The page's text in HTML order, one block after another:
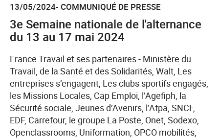
Hauts-
de-
France
Actual
Group.
Un
rapprochement
au
service
des
13/05/2024- COMMUNIQUÉ DE PRESSE
3e Semaine nationale de l'alternance
du 13 au 17 mai 2024
France Travail et ses partenaires - Ministère du
Travail, de la Santé et des Solidarités, Walt, Les
entreprises s’engagent, Les clubs sportifs engagés,
les Missions Locales, Cap Emploi, l’Agefiph, la
Sécurité sociale, Jeunes d’Avenirs, l’Afpa, SNCF,
EDF, Carrefour, le groupe La Poste, Onet, Sodexo,
Openclassrooms, Uniformation, OPCO mobilités,